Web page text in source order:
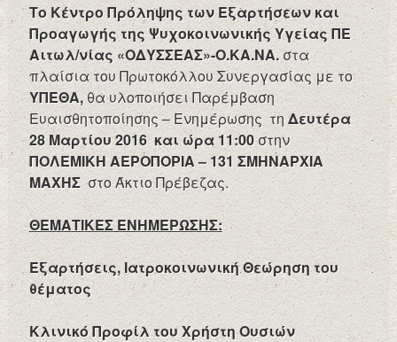
Το Κέντρο Πρόληψης των Εξαρτήσεων και
Προαγωγής της Ψυχοκοινωνικής Υγείας ΠΕ
Αιτωλ/νίας «ΟΔΥΣΣΕΑΣ»-Ο.ΚΑ.ΝΑ.στα
πλαίσια του Πρωτοκόλλου Συνεργασίας με το
ΥΠΕΘΑ,θα υλοποιήσει Παρέμβαση
Ευαισθητοποίησης – Ενημέρωσης τηΔευτέρα
28 Μαρτίου 2016 και ώρα 11:00στην
ΠΟΛΕΜΙΚΗ ΑΕΡΟΠΟΡΙΑ – 131 ΣΜΗΝΑΡΧΙΑ
ΜΑΧΗΣστο Άκτιο Πρέβεζας.
ΘΕΜΑΤΙΚΕΣ ΕΝΗΜΕΡΩΣΗΣ:
Εξαρτήσεις, Ιατροκοινωνική Θεώρηση του
θέματος
Κλινικό Προφίλ του Χρήστη Ουσιών